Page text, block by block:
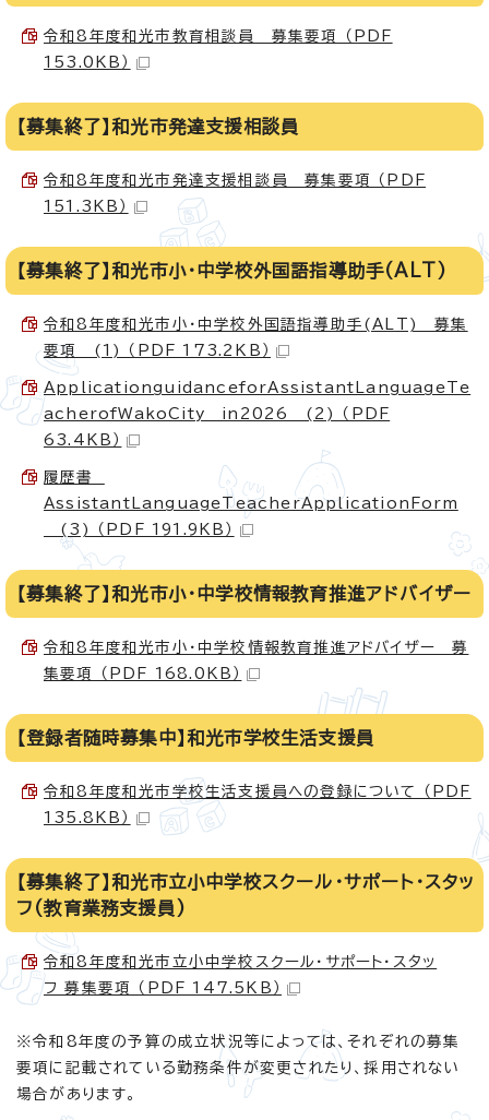
令和8年度和光市教育相談員 募集要項 （PDF
153.0KB）
【募集終了】和光市発達支援相談員
令和8年度和光市発達支援相談員 募集要項 （PDF
151.3KB）
【募集終了】和光市小・中学校外国語指導助手(ALT)
令和8年度和光市小・中学校外国語指導助手(ALT) 募集
要項 (1) （PDF 173.2KB）
ApplicationguidanceforAssistantLanguageTe
acherofWakoCity in2026 (2) （PDF
63.4KB）
履歴書
AssistantLanguageTeacherApplicationForm
(3) （PDF 191.9KB）
【募集終了】和光市小・中学校情報教育推進アドバイザー
令和8年度和光市小・中学校情報教育推進アドバイザー 募
集要項 （PDF 168.0KB）
【登録者随時募集中】和光市学校生活支援員
令和8年度和光市学校生活支援員への登録について （PDF
135.8KB）
【募集終了】和光市立小中学校スクール・サポート・スタッ
フ(教育業務支援員)
令和8年度和光市立小中学校スクール・サポート・スタッ
フ 募集要項 （PDF 147.5KB）
※令和8年度の予算の成立状況等によっては、それぞれの募集
要項に記載されている勤務条件が変更されたり、採用されない
場合があります。